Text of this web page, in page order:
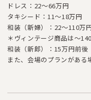
ドレス：22～66万円
タキシード：11～18万円
和装（新婦）：22～110万
＊ヴィンテージ商品は～
和装（新郎）：15万円前後
また、会場のプランがある